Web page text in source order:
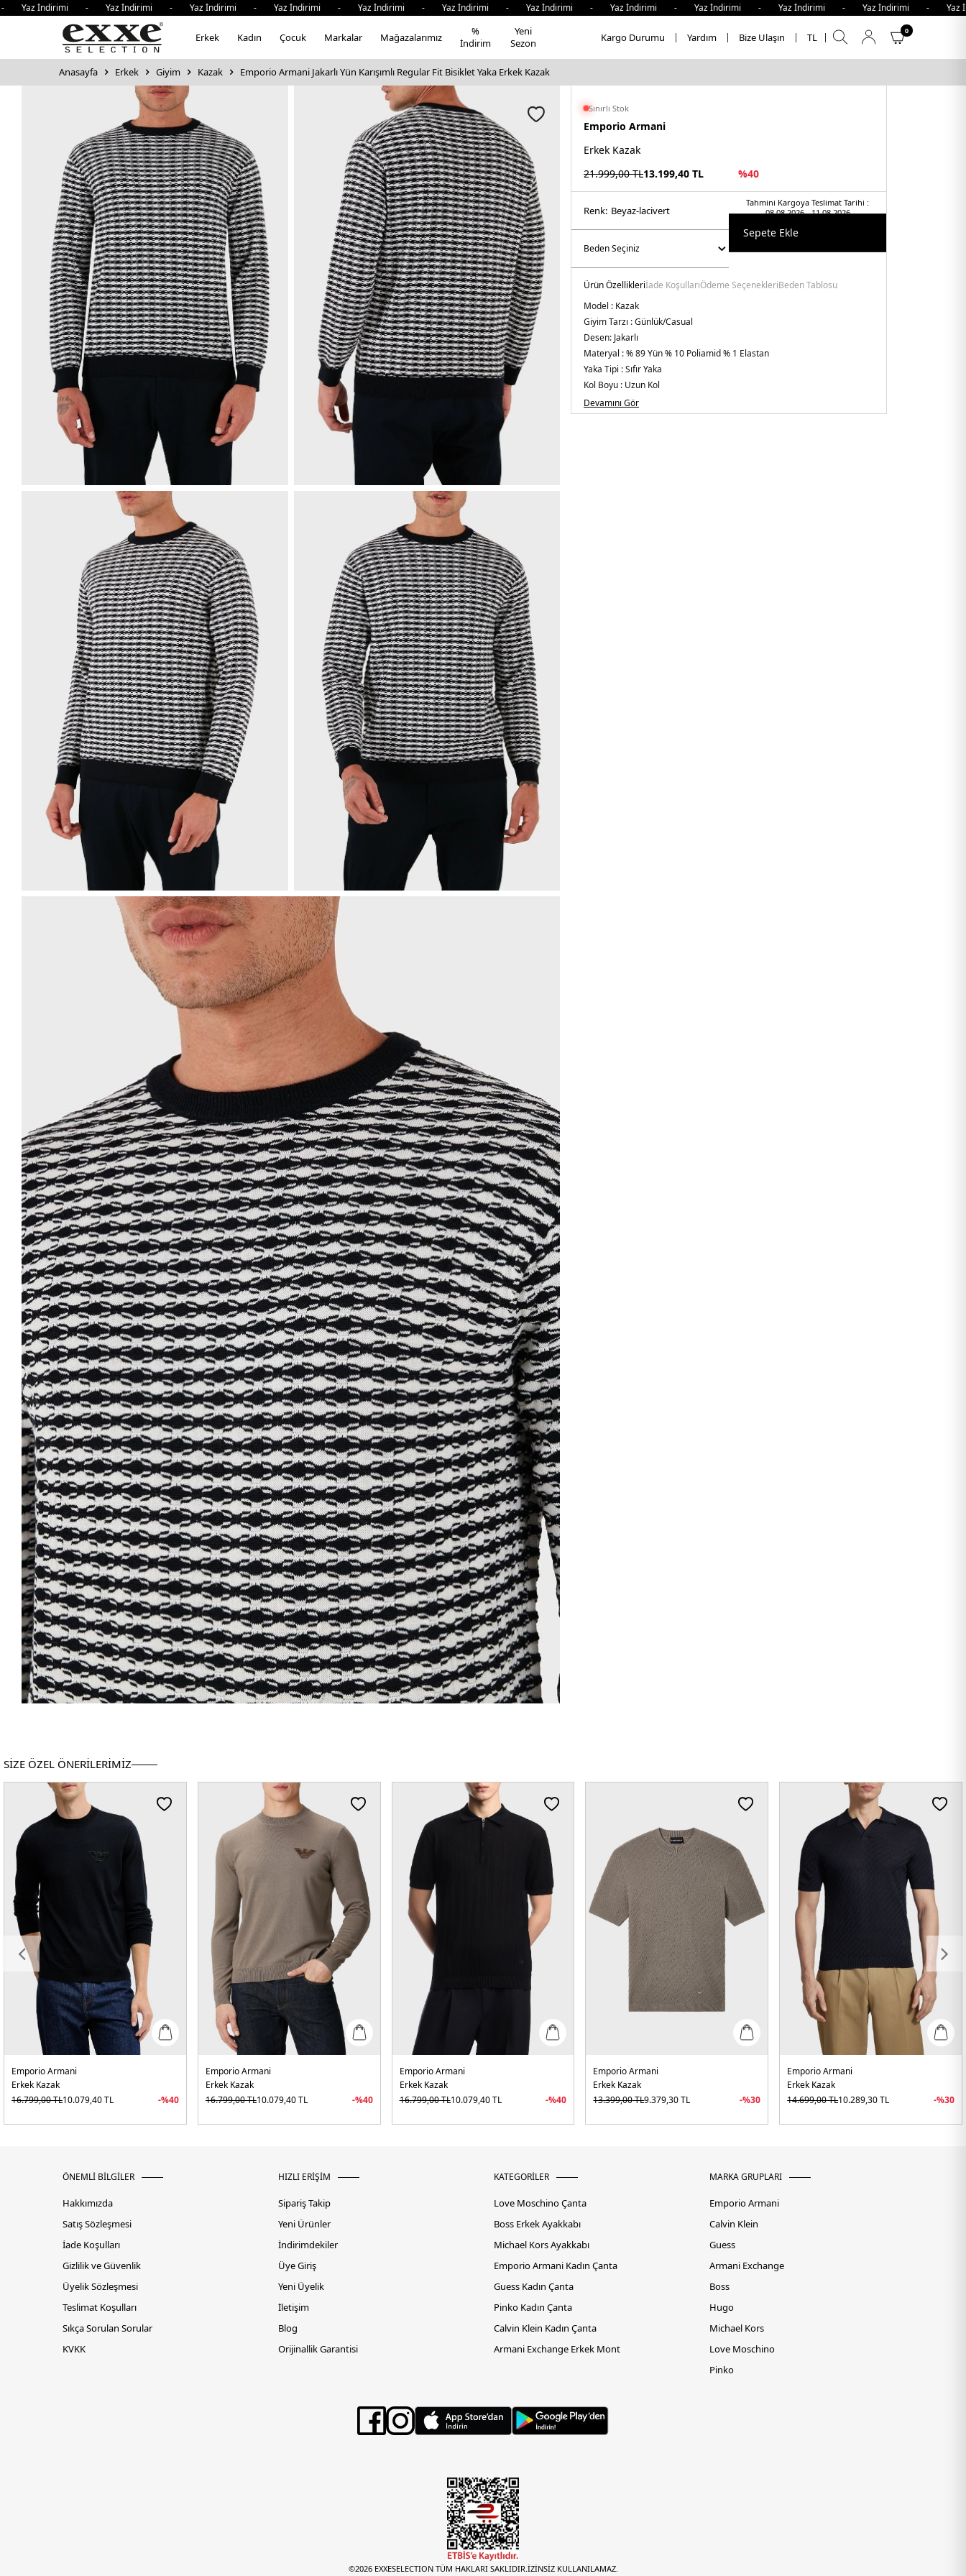
İndirimi - Yaz İndirimi - Yaz İndirimi - Yaz İndirimi - Yaz İndirimi - Yaz İndirimi - Yaz İndirimi - Yaz İndirimi - Yaz İndirimi - Yaz İndirimi - Yaz İndirimi -
Erkek Kadın Çocuk Markalar Mağazalarımız
%
İndirim
Yeni
Sezon
Kargo Durumu Yardım Bize Ulaşın TL
0
Anasayfa Erkek Giyim Kazak Emporio Armani Jakarlı Yün Karışımlı Regular Fit Bisiklet Yaka Erkek Kazak
Sınırlı Stok
Emporio Armani
Erkek Kazak
21.999,00TL13.199,40 TL %40
Tahmini Kargoya Teslimat Tarihi :
08.08.2026 - 11.08.2026
Renk: beyaz-laci̇vert
Sepete Ekle
Ürün Özellikleriİade KoşullarıÖdeme SeçenekleriBeden Tablosu
Model : Kazak
Giyim Tarzı :Günlük/Casual
Desen: Jakarlı
Materyal :% 89 Yün % 10 Poliamid % 1 Elastan
Yaka Tipi :Sıfır Yaka
Kol Boyu : Uzun Kol
Kalıp Bilgisi :Regular Fit
Manken Bedeni :Boy : 1.88 cm / Göğüs : 100 cm / Bel : 81 cm / Basen : 101
Devamını Gör
SİZE ÖZEL ÖNERİLERİMİZ
Emporio Armani
Erkek Kazak
16.799,00TL10.079,40TL -%40
Emporio Armani
Erkek Kazak
16.799,00TL10.079,40TL -%40
Emporio Armani
Erkek Kazak
16.799,00TL10.079,40TL -%40
Emporio Armani
Erkek Kazak
13.399,00TL9.379,30TL -%30
Emporio Armani
Erkek Kazak
14.699,00TL10.289,30TL -%30
ÖNEMLİ BİLGİLER
Hakkımızda
Satış Sözleşmesi
İade Koşulları
Gizlilik ve Güvenlik
Üyelik Sözleşmesi
Teslimat Koşulları
Sıkça Sorulan Sorular
KVKK
HIZLI ERİŞİM
Sipariş Takip
Yeni Ürünler
İndirimdekiler
Üye Giriş
Yeni Üyelik
İletişim
Blog
Orijinallik Garantisi
KATEGORİLER
Love Moschino Çanta
Boss Erkek Ayakkabı
Michael Kors Ayakkabı
Emporio Armani Kadın Çanta
Guess Kadın Çanta
Pinko Kadın Çanta
Calvin Klein Kadın Çanta
Armani Exchange Erkek Mont
MARKA GRUPLARI
Emporio Armani
Calvin Klein
Guess
Armani Exchange
Boss
Hugo
Michael Kors
Love Moschino
Pinko
©2026 EXXESELECTION TÜM HAKLARI SAKLIDIR.İZİNSİZ KULLANILAMAZ.